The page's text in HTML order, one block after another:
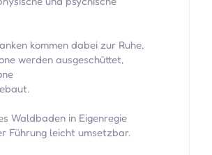
kommen dabei zur Ruhe,
werden ausgeschüttet,
Waldbaden in Eigenregie
Führung leicht umsetzbar.